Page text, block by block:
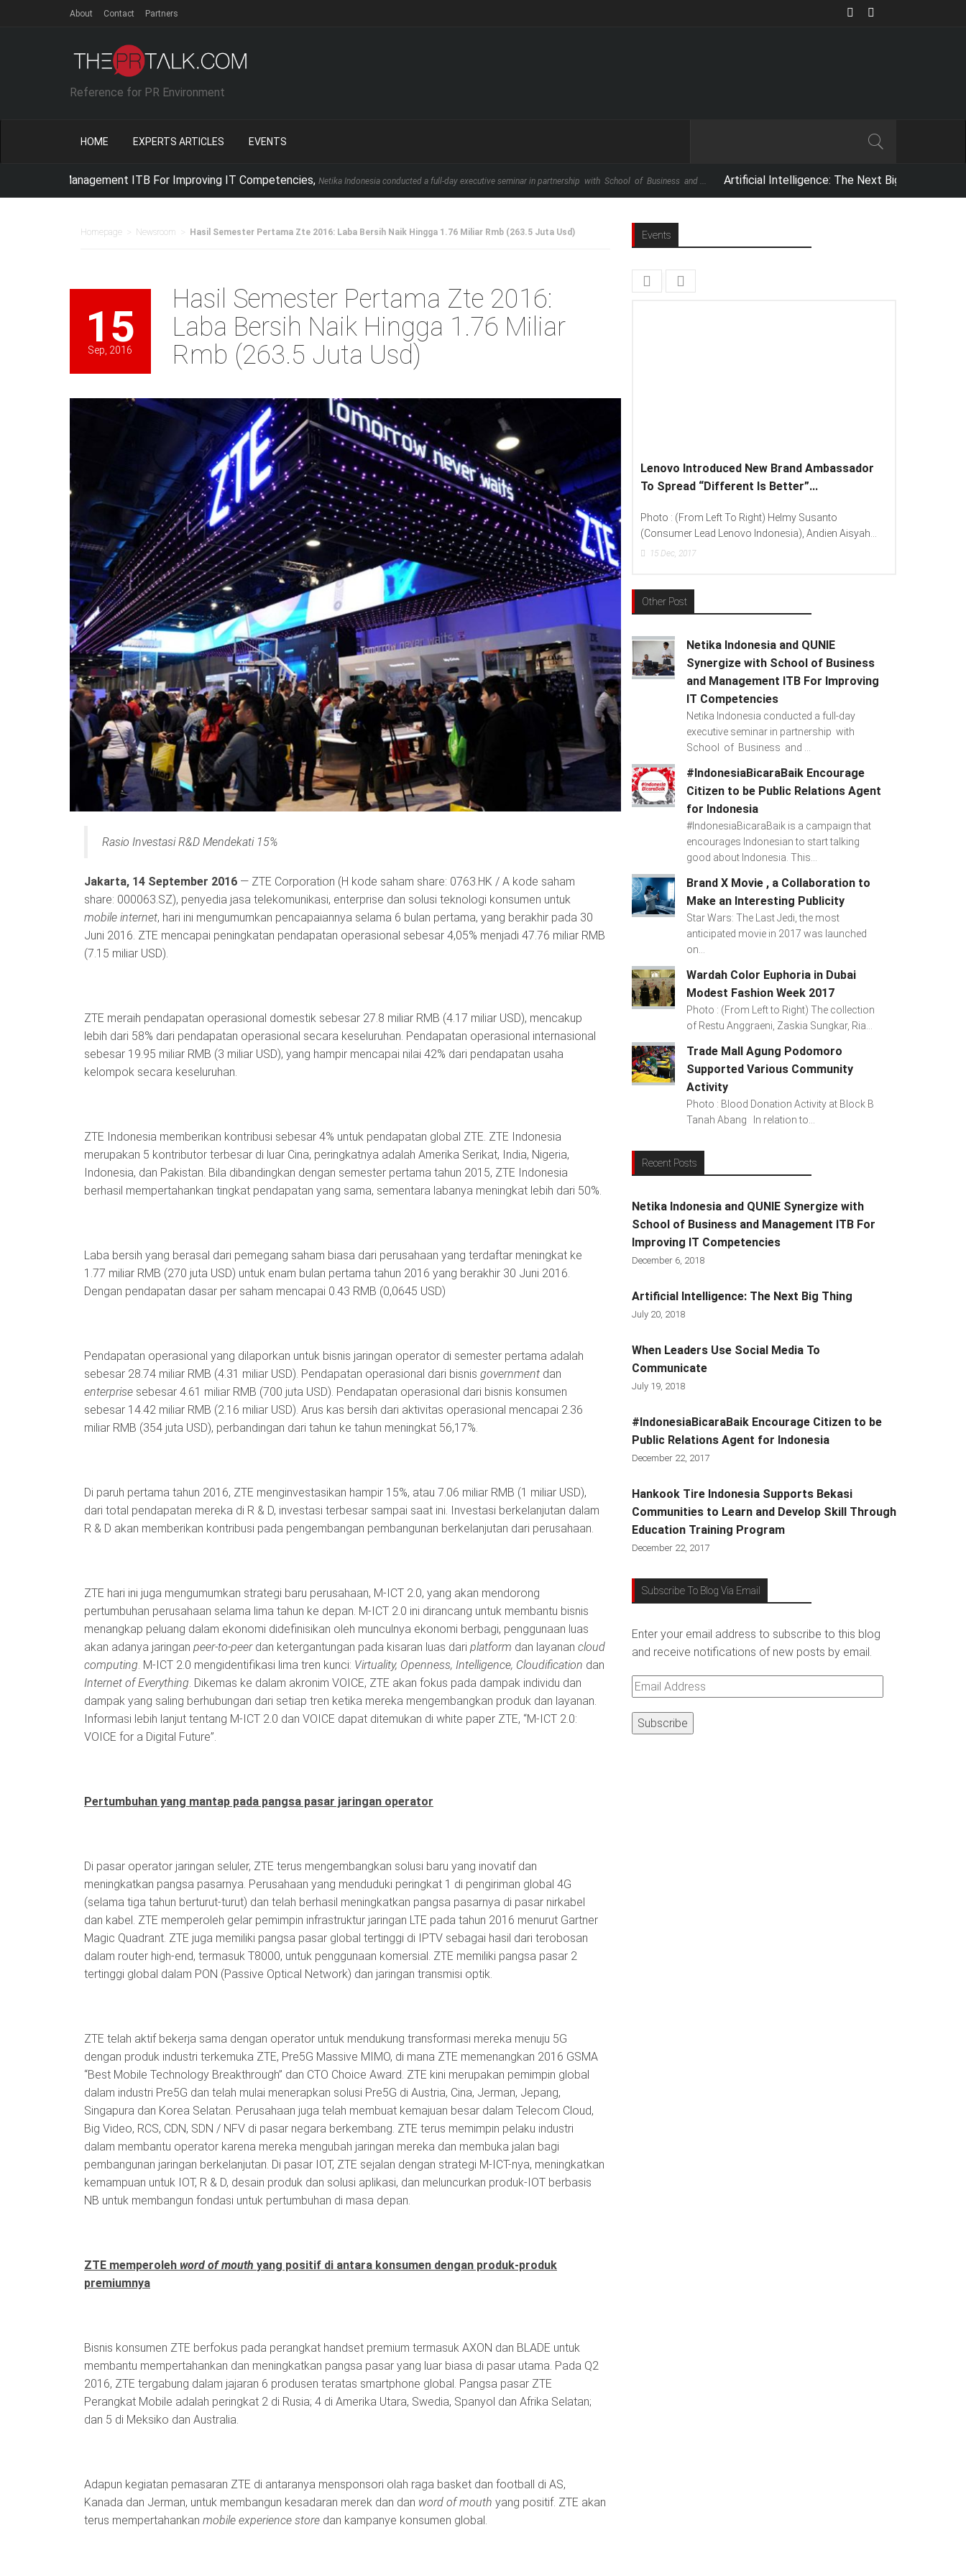
About Contact Partners
Reference for PR Environment
HOME EXPERTS ARTICLES EVENTS
ITB For Improving IT Competencies,Netika Indonesia conducted a full-day executive seminar in partnership with School of Business and ... Artificial Intelligence: The Next Big Thing,For those who own an
Homepage Newsroom Hasil Semester Pertama Zte 2016: Laba Bersih Naik Hingga 1.76 Miliar Rmb (263.5 Juta Usd)
15
Sep, 2016
Hasil Semester Pertama Zte 2016:
Laba Bersih Naik Hingga 1.76 Miliar
Rmb (263.5 Juta Usd)
Rasio Investasi R&D Mendekati 15%
Jakarta, 14 September 2016 — ZTE Corporation (H kode saham share: 0763.HK / A kode saham
share: 000063.SZ), penyedia jasa telekomunikasi, enterprise dan solusi teknologi konsumen untuk
mobile internet, hari ini mengumumkan pencapaiannya selama 6 bulan pertama, yang berakhir pada 30
Juni 2016. ZTE mencapai peningkatan pendapatan operasional sebesar 4,05% menjadi 47.76 miliar RMB
(7.15 miliar USD).
ZTE meraih pendapatan operasional domestik sebesar 27.8 miliar RMB (4.17 miliar USD), mencakup
lebih dari 58% dari pendapatan operasional secara keseluruhan. Pendapatan operasional internasional
sebesar 19.95 miliar RMB (3 miliar USD), yang hampir mencapai nilai 42% dari pendapatan usaha
kelompok secara keseluruhan.
ZTE Indonesia memberikan kontribusi sebesar 4% untuk pendapatan global ZTE. ZTE Indonesia
merupakan 5 kontributor terbesar di luar Cina, peringkatnya adalah Amerika Serikat, India, Nigeria,
Indonesia, dan Pakistan. Bila dibandingkan dengan semester pertama tahun 2015, ZTE Indonesia
berhasil mempertahankan tingkat pendapatan yang sama, sementara labanya meningkat lebih dari 50%.
Laba bersih yang berasal dari pemegang saham biasa dari perusahaan yang terdaftar meningkat ke
1.77 miliar RMB (270 juta USD) untuk enam bulan pertama tahun 2016 yang berakhir 30 Juni 2016.
Dengan pendapatan dasar per saham mencapai 0.43 RMB (0,0645 USD)
Pendapatan operasional yang dilaporkan untuk bisnis jaringan operator di semester pertama adalah
sebesar 28.74 miliar RMB (4.31 miliar USD). Pendapatan operasional dari bisnis government dan
enterprise sebesar 4.61 miliar RMB (700 juta USD). Pendapatan operasional dari bisnis konsumen
sebesar 14.42 miliar RMB (2.16 miliar USD). Arus kas bersih dari aktivitas operasional mencapai 2.36
miliar RMB (354 juta USD), perbandingan dari tahun ke tahun meningkat 56,17%.
Di paruh pertama tahun 2016, ZTE menginvestasikan hampir 15%, atau 7.06 miliar RMB (1 miliar USD),
dari total pendapatan mereka di R & D, investasi terbesar sampai saat ini. Investasi berkelanjutan dalam
R & D akan memberikan kontribusi pada pengembangan pembangunan berkelanjutan dari perusahaan.
ZTE hari ini juga mengumumkan strategi baru perusahaan, M-ICT 2.0, yang akan mendorong
pertumbuhan perusahaan selama lima tahun ke depan. M-ICT 2.0 ini dirancang untuk membantu bisnis
menangkap peluang dalam ekonomi didefinisikan oleh munculnya ekonomi berbagi, penggunaan luas
akan adanya jaringan peer-to-peerdan ketergantungan pada kisaran luas dari platform dan layanan cloud
computing. M-ICT 2.0 mengidentifikasi lima tren kunci: Virtuality, Openness, Intelligence, Cloudification dan
Internet of Everything. Dikemas ke dalam akronim VOICE, ZTE akan fokus pada dampak individu dan
dampak yang saling berhubungan dari setiap tren ketika mereka mengembangkan produk dan layanan.
Informasi lebih lanjut tentang M-ICT 2.0 dan VOICE dapat ditemukan di white paper ZTE, “M-ICT 2.0:
VOICE for a Digital Future”.
Pertumbuhan yang mantap pada pangsa pasar jaringan operator
Di pasar operator jaringan seluler, ZTE terus mengembangkan solusi baru yang inovatif dan
meningkatkan pangsa pasarnya. Perusahaan yang menduduki peringkat 1 di pengiriman global 4G
(selama tiga tahun berturut-turut) dan telah berhasil meningkatkan pangsa pasarnya di pasar nirkabel
dan kabel. ZTE memperoleh gelar pemimpin infrastruktur jaringan LTE pada tahun 2016 menurut Gartner
Magic Quadrant. ZTE juga memiliki pangsa pasar global tertinggi di IPTV sebagai hasil dari terobosan
dalam router high-end, termasuk T8000, untuk penggunaan komersial. ZTE memiliki pangsa pasar 2
tertinggi global dalam PON (Passive Optical Network) dan jaringan transmisi optik.
ZTE telah aktif bekerja sama dengan operator untuk mendukung transformasi mereka menuju 5G
dengan produk industri terkemuka ZTE, Pre5G Massive MIMO, di mana ZTE memenangkan 2016 GSMA
“Best Mobile Technology Breakthrough” dan CTO Choice Award. ZTE kini merupakan pemimpin global
dalam industri Pre5G dan telah mulai menerapkan solusi Pre5G di Austria, Cina, Jerman, Jepang,
Singapura dan Korea Selatan. Perusahaan juga telah membuat kemajuan besar dalam Telecom Cloud,
Big Video, RCS, CDN, SDN / NFV di pasar negara berkembang. ZTE terus memimpin pelaku industri
dalam membantu operator karena mereka mengubah jaringan mereka dan membuka jalan bagi
pembangunan jaringan berkelanjutan. Di pasar IOT, ZTE sejalan dengan strategi M-ICT-nya, meningkatkan
kemampuan untuk IOT, R & D, desain produk dan solusi aplikasi, dan meluncurkan produk-IOT berbasis
NB untuk membangun fondasi untuk pertumbuhan di masa depan.
ZTE memperoleh word of mouth yang positif di antara konsumen dengan produk-produk
premiumnya
Bisnis konsumen ZTE berfokus pada perangkat handset premium termasuk AXON dan BLADE untuk
membantu mempertahankan dan meningkatkan pangsa pasar yang luar biasa di pasar utama. Pada Q2
2016, ZTE tergabung dalam jajaran 6 produsen teratas smartphone global. Pangsa pasar ZTE
Perangkat Mobile adalah peringkat 2 di Rusia; 4 di Amerika Utara, Swedia, Spanyol dan Afrika Selatan;
dan 5 di Meksiko dan Australia.
Adapun kegiatan pemasaran ZTE di antaranya mensponsori olah raga basket dan football di AS,
Kanada dan Jerman, untuk membangun kesadaran merek dan dan word of mouth yang positif. ZTE akan
terus mempertahankan mobile experience store dan kampanye konsumen global.
Events
Lenovo Introduced New Brand Ambassador
To Spread “Different Is Better”...
Photo : (From Left To Right) Helmy Susanto
(Consumer Lead Lenovo Indonesia), Andien Aisyah...
15 Dec, 2017
Other Post
Netika Indonesia and QUNIE
Synergize with School of Business
and Management ITB For Improving
IT Competencies
Netika Indonesia conducted a full-day
executive seminar in partnership with
School of Business and ...
#IndonesiaBicaraBaik Encourage
Citizen to be Public Relations Agent
for Indonesia
#IndonesiaBicaraBaik is a campaign that
encourages Indonesian to start talking
good about Indonesia. This...
Brand X Movie , a Collaboration to
Make an Interesting Publicity
Star Wars: The Last Jedi, the most
anticipated movie in 2017 was launched
on...
Wardah Color Euphoria in Dubai
Modest Fashion Week 2017
Photo : (From Left to Right) The collection
of Restu Anggraeni, Zaskia Sungkar, Ria...
Trade Mall Agung Podomoro
Supported Various Community
Activity
Photo : Blood Donation Activity at Block B
Tanah Abang In relation to...
Recent Posts
Netika Indonesia and QUNIE Synergize with
School of Business and Management ITB For
Improving IT Competencies
December 6, 2018
Artificial Intelligence: The Next Big Thing
July 20, 2018
When Leaders Use Social Media To
Communicate
July 19, 2018
#IndonesiaBicaraBaik Encourage Citizen to be
Public Relations Agent for Indonesia
December 22, 2017
Hankook Tire Indonesia Supports Bekasi
Communities to Learn and Develop Skill Through
Education Training Program
December 22, 2017
Subscribe To Blog Via Email
Enter your email address to subscribe to this blog
and receive notifications of new posts by email.
Email
Address